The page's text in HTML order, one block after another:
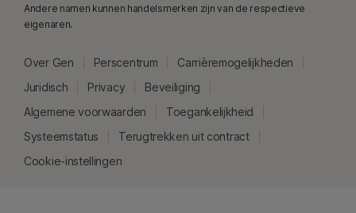
Andere namen kunnen handelsmerken zijn van de respectieve
eigenaren.
Over Gen Perscentrum
Carrièremogelijkheden
Juridisch
Privacy
Beveiliging
Algemene voorwaarden
Toegankelijkheid
Systeemstatus
Terugtrekken uit contract
Cookie-instellingen